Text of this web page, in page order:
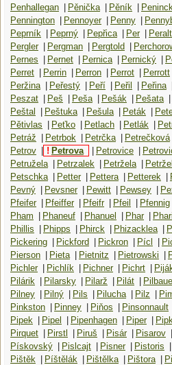
Penhallegan | Pěnička | Pěník |
Pennington | Pennoyer | Penny |
Peprník | Peprný | Pepřica | Per |
Pergler | Pergman | Pergtold |
Pernes | Pernet | Pernica | Pernický |
Perret | Perrin | Perron | Perrot | Perrott
Peržina | Peřestý | Peří | Peřil | Peřina
Peszat | Peš | Peša | Pešák | Pešata |
Peštal | Peštuka | Pešula | Peták |
Pětivlas | Peťko | Petlach | Petlák |
Petráž | Petrbok | Petrčka | Petrečková
Petrov | ! Petrova | Petrovice |
Petružela | Petrzalek | Petržela |
Petschka | Petter | Pettera | Petterek |
Pevný | Pevsner | Pewitt | Pewsey |
Pfeifer | Pfeiffer | Pfeifr | Pfeil | Pfennig
Pham | Phaneuf | Phanuel | Phar |
Phillis | Phipps | Phirck | Phizacklea |
Pickering | Pickford | Pickron | Pícl |
Pierson | Pieta | Pietnitz | Pietrowski |
Pichler | Pichlík | Pichner | Pichrt |
Pilárik | Pilarsky | Pilarž | Pilát |
Pilney | Pilný | Pils | Pilucha | Pilz |
Pinkston | Pinney | Piňos | Pinsonnault
Pipek | Pipel | Pipenhagen | Piper |
Pirquet | Pirstl | Piruš | Pisár | Pisarov |
Pískovský | Pislcajt | Pisner | Pistoris |
Pištěk | Píštělák | Pištělka | Pištora |